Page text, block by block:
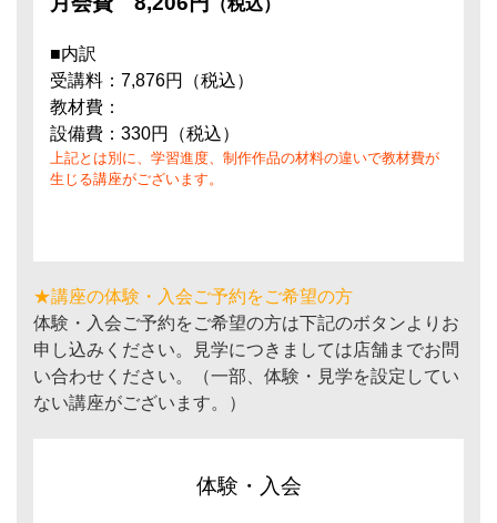
■内訳
受講料：7,876円（税込）
教材費：
設備費：330円（税込）
上記とは別に、学習進度、制作作品の材料の違いで教材費が
生じる講座がございます。
★講座の体験・入会ご予約をご希望の方
体験・入会ご予約をご希望の方は下記のボタンよりお
申し込みください。見学につきましては店舗までお問
い合わせください。（一部、体験・見学を設定してい
ない講座がございます。）
体験・入会